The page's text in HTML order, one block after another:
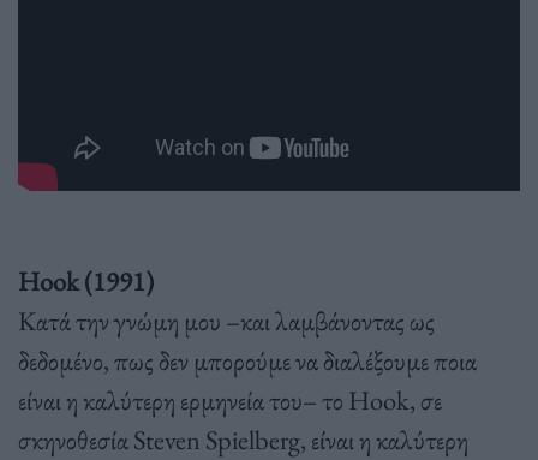
Hook (1991)
Κατά την γνώμη μου –και λαμβάνοντας ως
δεδομένο, πως δεν μπορούμε να διαλέξουμε ποια
είναι η καλύτερη ερμηνεία του– το Hook, σε
σκηνοθεσία Steven Spielberg, είναι η καλύτερη